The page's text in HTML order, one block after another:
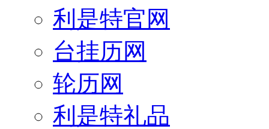
利是特官网
台挂历网
轮历网
利是特礼品